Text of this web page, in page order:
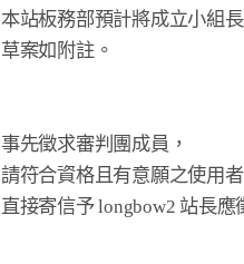
本站板務部預計將成立小組
草案如附註。
事先徵求審判團成員，
請符合資格且有意願之使用者
直接寄信予 longbow2 站長應